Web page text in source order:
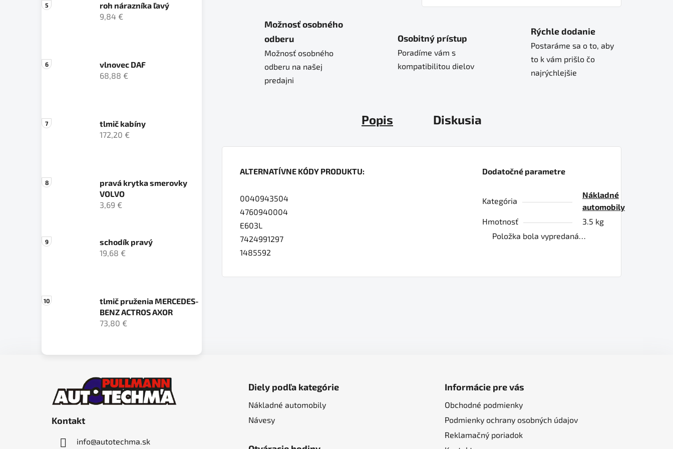
roh nárazníka ľavý
9,84 €
vlnovec DAF
68,88 €
tlmič kabíny
172,20 €
pravá krytka smerovky
VOLVO
3,69 €
schodík pravý
19,68 €
tlmič pruženia MERCEDES-
BENZ ACTROS AXOR
73,80 €
Možnosť osobného
odberu
Možnosť osobného
odberu na našej
predajni
Osobitný prístup
Poradíme vám s
kompatibilitou dielov
Rýchle dodanie
Postaráme sa o to, aby
to k vám prišlo čo
najrýchlejšie
Popis Diskusia
ALTERNATÍVNE KÓDY PRODUKTU:
0040943504
4760940004
E603L
7424991297
1485592
Dodatočné parametre
Kategória
Nákladné
automobily
Hmotnosť
3.5 kg
Položka bola vypredaná…
Kontakt
info@autotechma.sk
Diely podľa kategórie
Nákladné automobily
Návesy
Informácie pre vás
Obchodné podmienky
Podmienky ochrany osobných údajov
Reklamačný poriadok